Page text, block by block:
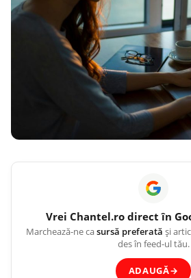
Vrei Chantel.rodirect în
Marchează-ne casursă preferată și
des în feed-ul tău.
ADAUGĂ→